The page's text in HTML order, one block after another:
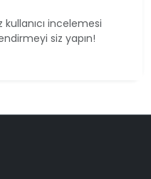
incelemesi
siz yapın!